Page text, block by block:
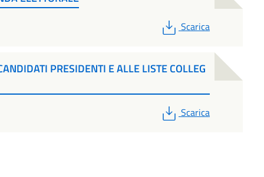
PDF
Scarica
PRESIDENTI E ALLE LISTE COLLEG
PDF
Scarica